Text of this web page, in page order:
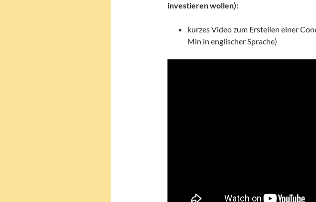
investieren wollen):
kurzes Video zum Erstellen einer
Min in englischer Sprache)